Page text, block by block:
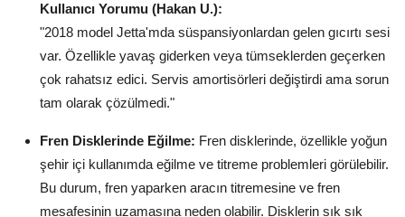
Kullanıcı Yorumu (Hakan U.):
"2018 model Jetta'mda süspansiyonlardan gelen gıcırtı sesi
var. Özellikle yavaş giderken veya tümseklerden geçerken
çok rahatsız edici. Servis amortisörleri değiştirdi ama sorun
tam olarak çözülmedi."
Fren Disklerinde Eğilme: Fren disklerinde, özellikle yoğun
şehir içi kullanımda eğilme ve titreme problemleri görülebilir.
Bu durum, fren yaparken aracın titremesine ve fren
mesafesinin uzamasına neden olabilir. Disklerin sık sık